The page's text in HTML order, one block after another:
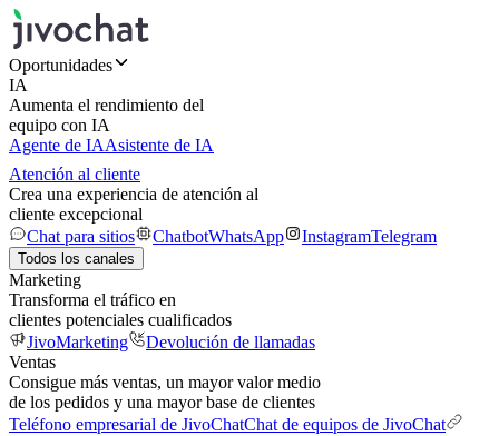
Oportunidades
IA
Aumenta el rendimiento del
equipo con IA
Agente de IAAsistente de IA
Atención al cliente
Crea una experiencia de atención al
cliente excepcional
Chat para sitios
ChatbotWhatsApp InstagramTelegram
Todos los canales
Marketing
Transforma el tráfico en
clientes potenciales cualificados
JivoMarketing
Devolución de llamadas
Ventas
Consigue más ventas, un mayor valor medio
de los pedidos y una mayor base de clientes
Teléfono empresarial de JivoChatChat de equipos de JivoChat